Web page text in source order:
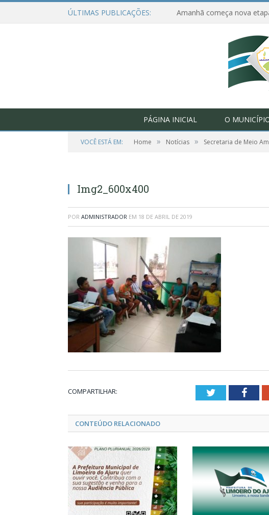
ÚLTIMAS PUBLICAÇÕES:
PÁGINA INICIAL O
VOCÊ ESTÁ EM: Home » Notícias » Secretaria de Meio
Img2_600x400
POR ADMINISTRADOR EM 18 DE ABRIL DE 2019
COMPARTILHAR: Twitter
CONTEÚDO RELACIONADO